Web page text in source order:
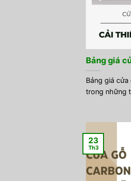
Bảng giá
Bảng giá
trong những
23
Th3